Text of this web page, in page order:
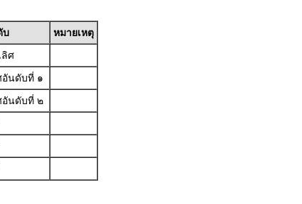
บ
หมายเหตุ
ลิศ
อันดับที่ ๑
อันดับที่ ๒